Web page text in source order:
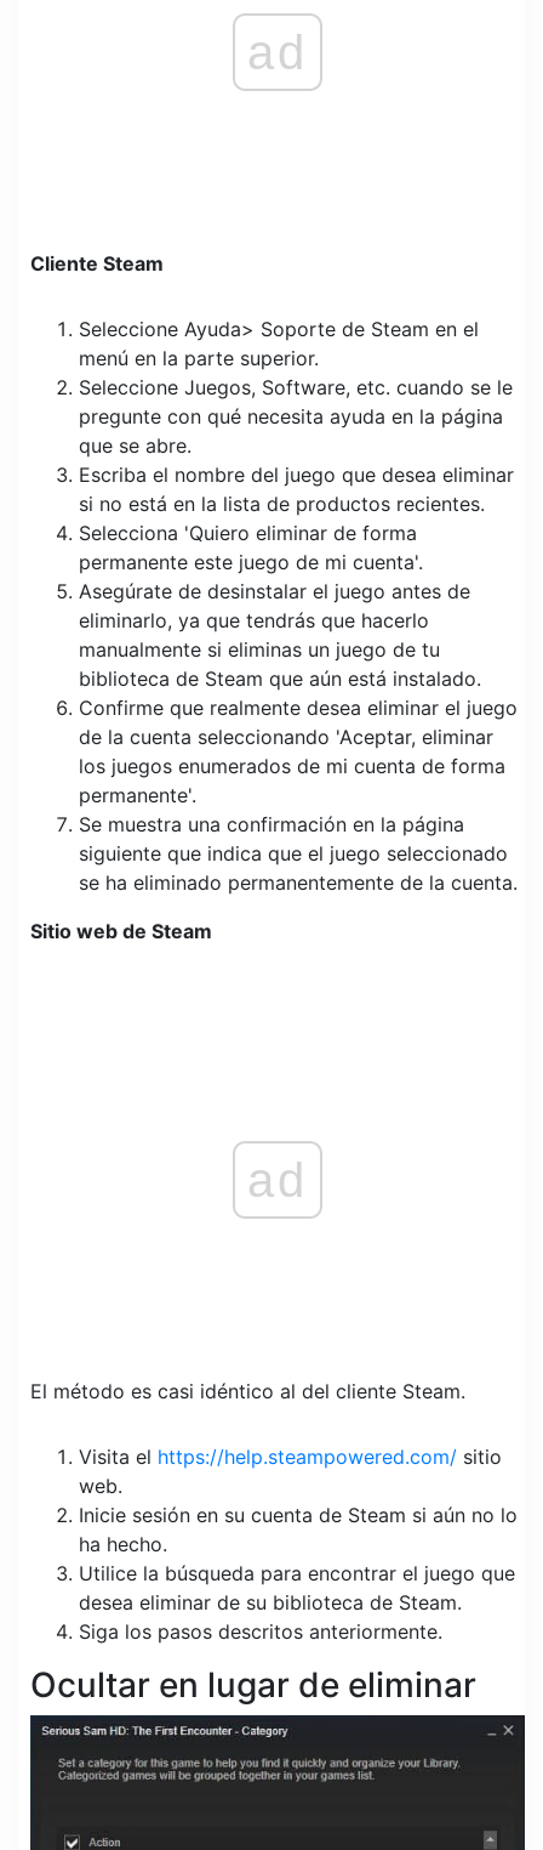
ad
Cliente Steam
Seleccione Ayuda> Soporte de Steam en el
menú en la parte superior.
Seleccione Juegos, Software, etc. cuando se le
pregunte con qué necesita ayuda en la página
que se abre.
Escriba el nombre del juego que desea eliminar
si no está en la lista de productos recientes.
Selecciona 'Quiero eliminar de forma
permanente este juego de mi cuenta'.
Asegúrate de desinstalar el juego antes de
eliminarlo, ya que tendrás que hacerlo
manualmente si eliminas un juego de tu
biblioteca de Steam que aún está instalado.
Confirme que realmente desea eliminar el juego
de la cuenta seleccionando 'Aceptar, eliminar
los juegos enumerados de mi cuenta de forma
permanente'.
Se muestra una confirmación en la página
siguiente que indica que el juego seleccionado
se ha eliminado permanentemente de la cuenta.
Sitio web de Steam
ad
El método es casi idéntico al del cliente Steam.
Visita el https://help.steampowered.com/ sitio
web.
Inicie sesión en su cuenta de Steam si aún no lo
ha hecho.
Utilice la búsqueda para encontrar el juego que
desea eliminar de su biblioteca de Steam.
Siga los pasos descritos anteriormente.
Ocultar en lugar de eliminar